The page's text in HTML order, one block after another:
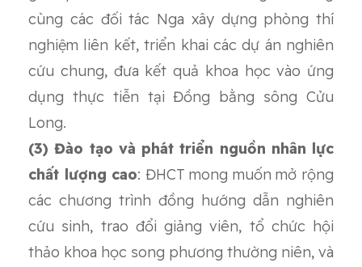
cùng các đối tác Nga xây dựng phòng thí
nghiệm liên kết, triển khai các dự án nghiên
cứu chung, đưa kết quả khoa học vào ứng
dụng thực tiễn tại Đồng bằng sông Cửu
Long.
(3) Đào tạo và phát triển nguồn nhân lực
chất lượng cao: ĐHCT mong muốn mở rộng
các chương trình đồng hướng dẫn nghiên
cứu sinh, trao đổi giảng viên, tổ chức hội
thảo khoa học song phương thường niên, và